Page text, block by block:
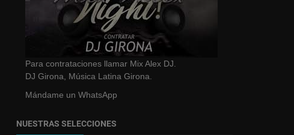
Para contrataciones llamar Mix Alex DJ.
DJ Girona, Música Latina Girona.
Mándame un WhatsApp
NUESTRAS SELECCIONES